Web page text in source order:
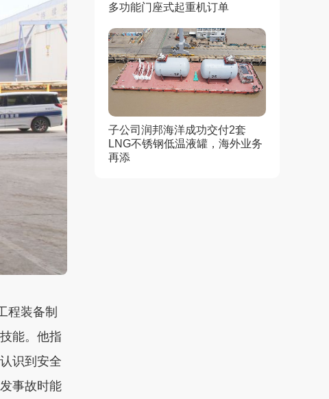
程装备制
能。他指
识到安全
事故时能
多功能门座式起重机订单
子公司润邦海洋成功交付2套
LNG不锈钢低温液罐，海外业务
再添